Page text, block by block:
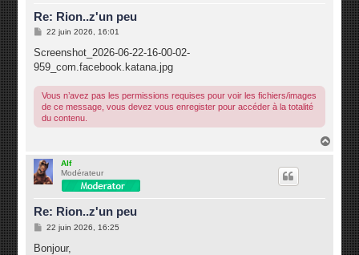
Re: Rion..z'un peu
M
s
a
e
22 juin 2026, 16:01
Screenshot_2026-06-22-16-00-02-
959_com.facebook.katana.jpg
Vous n’avez pas les permissions requises pour voir les fichiers/images
de ce message, vous devez vous enregister pour accéder à la totalité
du contenu.
Alf
Modérateur
Re: Rion..z'un peu
M
s
22 juin 2026, 16:25
Bonjour,